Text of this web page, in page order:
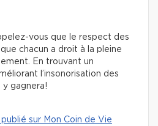
vous que le respect des
chacun a droit à la pleine
En trouvant un
l’insonorisation des
gagnera!
sur Mon Coin de Vie